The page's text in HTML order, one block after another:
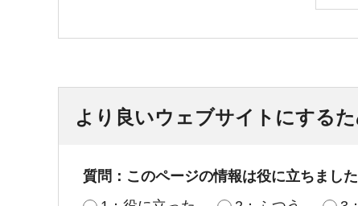
より良いウェブサイトにする
質問：このページの情報は役に立ちまし